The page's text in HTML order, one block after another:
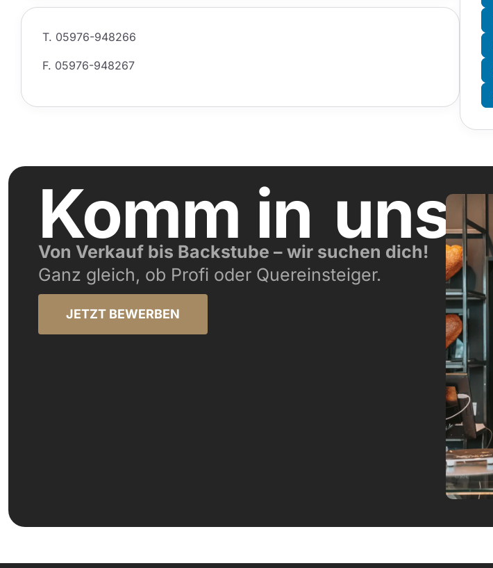
T. 05976-948266
F. 05976-948267
Von Verkauf bis Backstube – wir suchen dich!
Ganz gleich, ob Profi oder Quereinsteiger.
JETZT BEWERBEN
Komm in